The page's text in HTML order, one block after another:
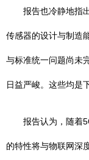
报告也冷静地指
传感器的设计与制造
与标准统一问题尚未
日益严峻。这些均是
报告认为，随着
的特性将与物联网深